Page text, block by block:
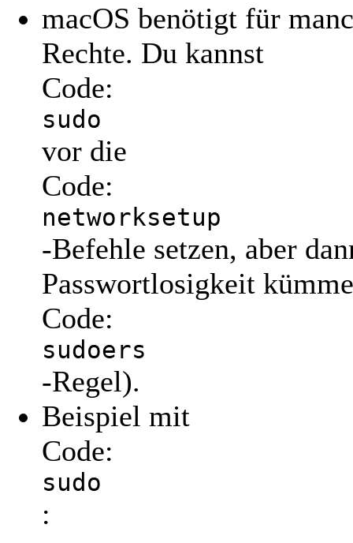
macOS benötigt für
Rechte. Du kannst
Code:
sudo
vor die
Code:
networksetup
-Befehle setzen, aber
Passwortlosigkeit
Code:
sudoers
-Regel).
Beispiel mit
Code:
sudo
: